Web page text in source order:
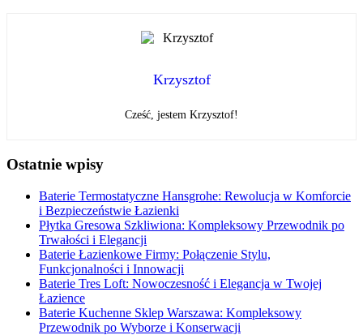
Krzysztof
Cześć, jestem Krzysztof!
Ostatnie wpisy
Baterie Termostatyczne Hansgrohe: Rewolucja w Komforcie
i Bezpieczeństwie Łazienki
Płytka Gresowa Szkliwiona: Kompleksowy Przewodnik po
Trwałości i Elegancji
Baterie Łazienkowe Firmy: Połączenie Stylu,
Funkcjonalności i Innowacji
Baterie Tres Loft: Nowoczesność i Elegancja w Twojej
Łazience
Baterie Kuchenne Sklep Warszawa: Kompleksowy
Przewodnik po Wyborze i Konserwacji